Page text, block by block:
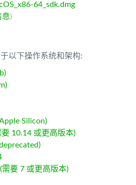
64_sdk.dmg
息)
以下操作系统和架构:
Silicon)
要 10.14 或更高版本)
要 7 或更高版本)